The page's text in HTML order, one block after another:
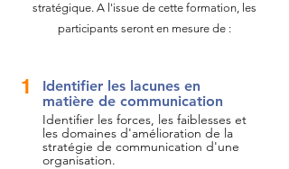
stratégique. A l'issue de cette formation, les
participants seront en mesure de :
1
Identifier les lacunes en
matière de communication
Identifier les forces, les faiblesses et
les domaines d'amélioration de la
stratégie de communication d'une
organisation.